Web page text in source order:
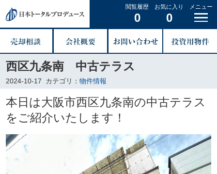
閲覧履歴
0
お気に入り
0
メニュー
西区九条南 中古テラス
2024-10-17 カテゴリ： 物件情報
本日は大阪市西区九条南の中古テラス
をご紹介いたします！